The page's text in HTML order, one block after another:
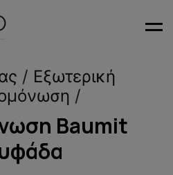
/ Εξωτερική
/
Baumit